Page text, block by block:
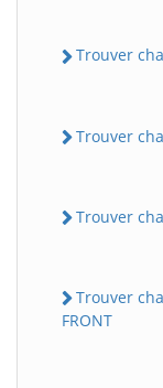
Trouver
Trouver
Trouver
Trouver
FRONT